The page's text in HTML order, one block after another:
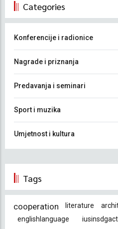
Categories
Konferencije i radionice
Nagrade i priznanja
Predavanja i seminari
Sport i muzika
Umjetnost i kultura
Tags
cooperation literature
englishlanguage